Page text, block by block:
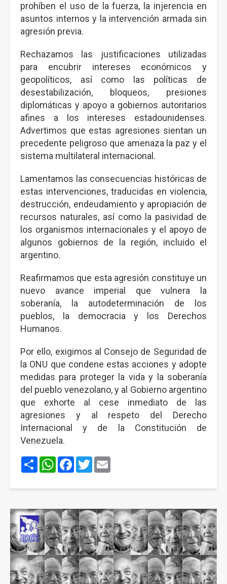
prohíben el uso de la fuerza, la injerencia en
asuntos internos y la intervención armada sin
agresión previa.
Rechazamos las justificaciones utilizadas
para encubrir intereses económicos y
geopolíticos, así como las políticas de
desestabilización, bloqueos, presiones
diplomáticas y apoyo a gobiernos autoritarios
afines a los intereses estadounidenses.
Advertimos que estas agresiones sientan un
precedente peligroso que amenaza la paz y el
sistema multilateral internacional.
Lamentamos las consecuencias históricas de
estas intervenciones, traducidas en violencia,
destrucción, endeudamiento y apropiación de
recursos naturales, así como la pasividad de
los organismos internacionales y el apoyo de
algunos gobiernos de la región, incluido el
argentino.
Reafirmamos que esta agresión constituye un
nuevo avance imperial que vulnera la
soberanía, la autodeterminación de los
pueblos, la democracia y los Derechos
Humanos.
Por ello, exigimos al Consejo de Seguridad de
la ONU que condene estas acciones y adopte
medidas para proteger la vida y la soberanía
del pueblo venezolano, y al Gobierno argentino
que exhorte al cese inmediato de las
agresiones y al respeto del Derecho
Internacional y de la Constitución de
Venezuela.
ShareWhatsApp
Facebook
Twitter